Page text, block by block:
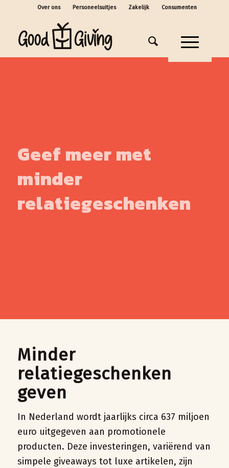
Over ons Personeelsuitjes Zakelijk Consumenten
Geef meer met
minder
relatiegeschenken
Minder
relatiegeschenken
geven
In Nederland wordt jaarlijks circa 637 miljoen
euro uitgegeven aan promotionele
producten. Deze investeringen, variërend van
simpele giveaways tot luxe artikelen, zijn